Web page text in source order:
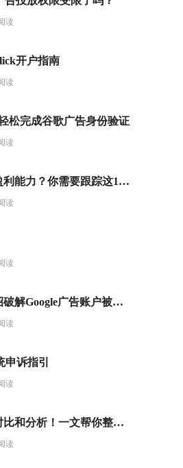
读
开户指南
读
松完成谷歌广告身份验证
读
想提高自建站盈利能力？你需要跟踪这10个基本电商指标
读
读
申诉秘笈！一招破解Google广告账户被封难题
读
申诉指引
读
跨境电商平台对比和分析！一文帮你整理全球主流电商平台
读